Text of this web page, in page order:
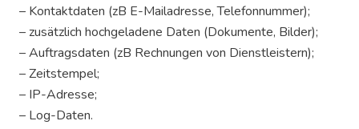
– Kontaktdaten (zB E-Mailadresse, Telefonnummer);
– zusätzlich hochgeladene Daten (Dokumente, Bilder);
– Auftragsdaten (zB Rechnungen von Dienstleistern);
– Zeitstempel;
– IP-Adresse;
– Log-Daten.